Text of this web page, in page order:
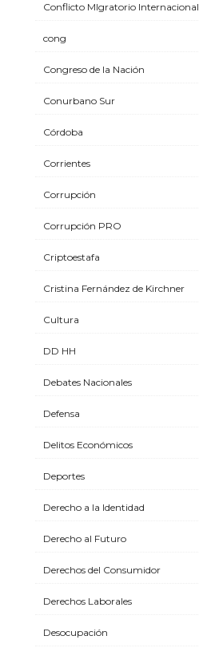
Conflicto MIgratorio Internacional
cong
Congreso de la Nación
Conurbano Sur
Córdoba
Corrientes
Corrupción
Corrupción PRO
Criptoestafa
Cristina Fernández de Kirchner
Cultura
DD HH
Debates Nacionales
Defensa
Delitos Económicos
Deportes
Derecho a la Identidad
Derecho al Futuro
Derechos del Consumidor
Derechos Laborales
Desocupación